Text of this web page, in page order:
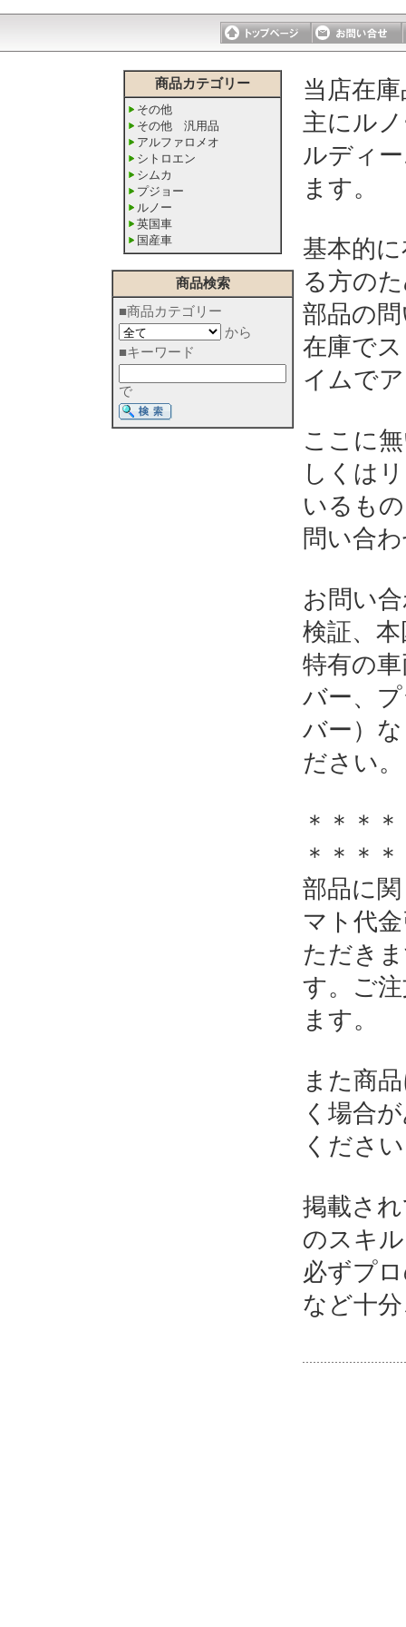
商品カテゴリー
その他
その他 汎用品
アルファロメオ
シトロエン
シムカ
プジョー
ルノー
英国車
国産車
商品検索
■商品カテゴリー
から
■キーワード
で
当店在
主にル
ルディ
ます。
基本的
る方の
部品の
在庫で
イムで
ここに
しくは
いるも
問い合
お問い
検証、
特有の
バー、
バー）
ださい。
＊＊
＊＊＊＊
部品に
マト代
ただき
す。ご
ます。
また商
く場合
くださ
掲載さ
のスキ
必ずプ
など十